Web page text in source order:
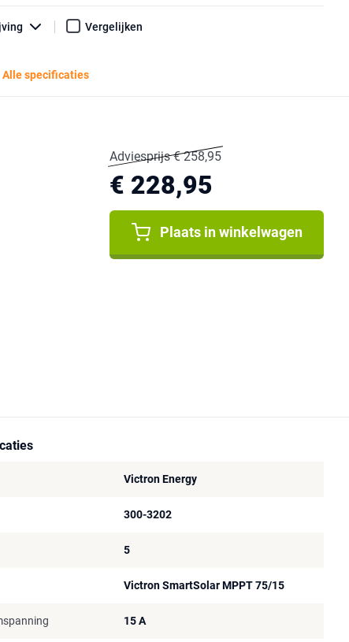
Vergelijken
Alle specificaties
€ 228,95
Adviesprijs € 258,95
Plaats in winkelwagen
Victron Energy
300-3202
5
Victron SmartSolar MPPT 75/15
15 A